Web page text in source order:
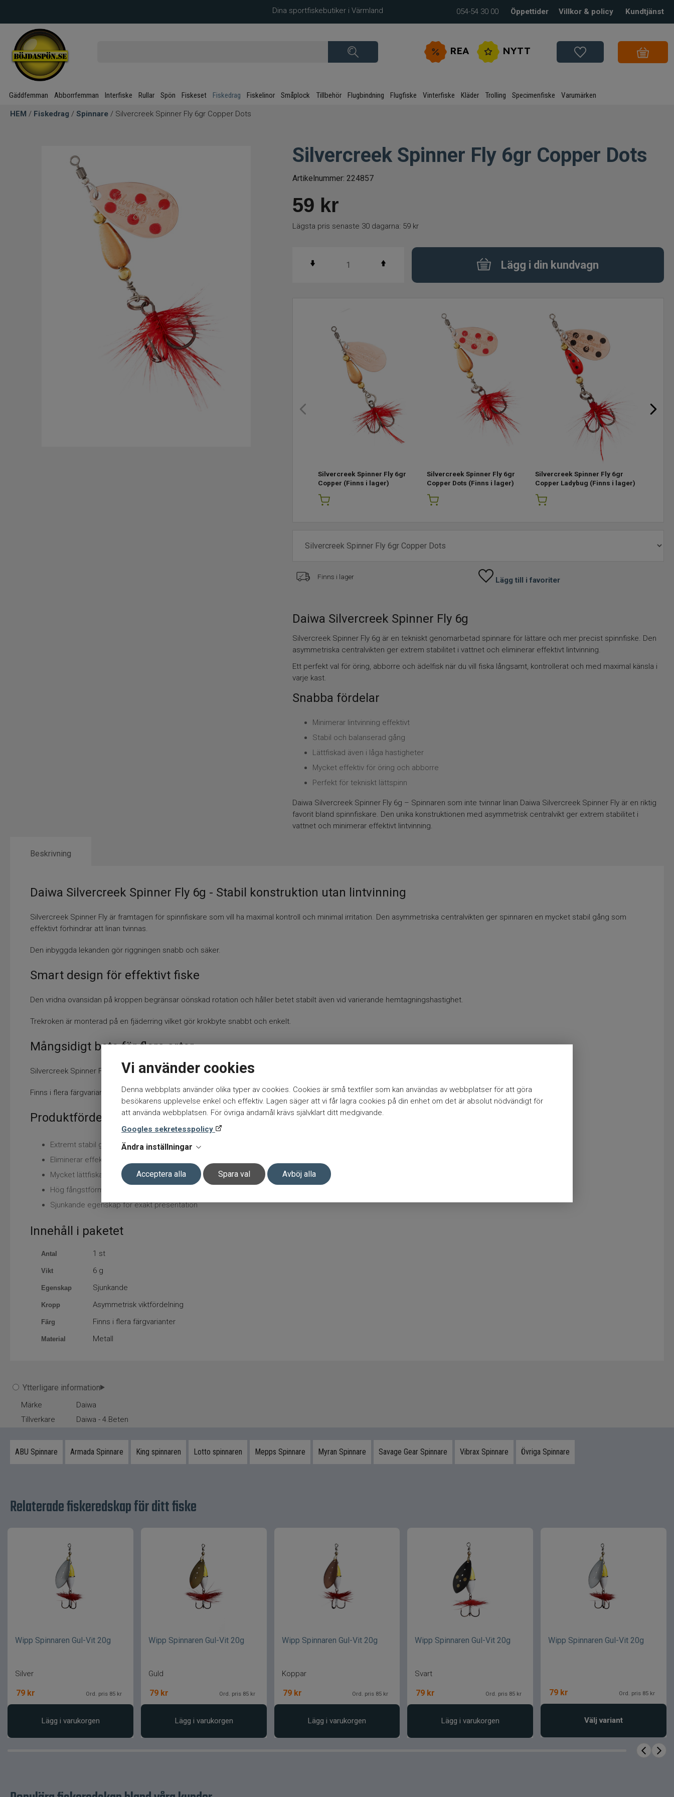
Vi använder cookies
Denna webbplats använder olika typer av cookies. Cookies är små textfiler som kan användas av webbplatser för att göra
besökarens upplevelse enkel och effektiv. Lagen säger att vi får lagra cookies på din enhet om det är absolut nödvändigt för
att använda webbplatsen. För övriga ändamål krävs självklart ditt medgivande.
Googles sekretesspolicy
Ändra inställningar
Acceptera alla Spara val Avböj alla
Dina sportfiskebutiker i Värmland 054-54 30 00 Öppettider Villkor & policy Kundtjänst
REA NYTT
Gäddfemman Abborrfemman Interfiske Rullar Spön Fiskeset Fiskedrag Fiskelinor Småplock Tillbehör Flugbindning Flugfiske Vinterfiske Kläder Trolling Specimenfiske Varumärken
HEM / Fiskedrag / Spinnare / Silvercreek Spinner Fly 6gr Copper Dots
Silvercreek Spinner Fly 6gr Copper Dots
Artikelnummer: 224857
59 kr
Lägsta pris senaste 30 dagarna: 59 kr
Lägg i din kundvagn
Silvercreek Spinner Fly 6gr
Copper (Finns i lager)
Silvercreek Spinner Fly 6gr
Copper Dots (Finns i lager)
Silvercreek Spinner Fly 6gr
Copper Ladybug (Finns i lager)
Finns i lager Lägg till i favoriter
Daiwa Silvercreek Spinner Fly 6g
Silvercreek Spinner Fly 6g är en tekniskt genomarbetad spinnare för lättare och mer precist spinnfiske. Den
asymmetriska centralvikten ger extrem stabilitet i vattnet och eliminerar effektivt lintvinning.
Ett perfekt val för öring, abborre och ädelfisk när du vill fiska långsamt, kontrollerat och med maximal känsla i
varje kast.
Snabba fördelar
Minimerar lintvinning effektivt
Stabil och balanserad gång
Lättfiskad även i låga hastigheter
Mycket effektiv för öring och abborre
Perfekt för tekniskt lättspinn
Daiwa Silvercreek Spinner Fly 6g – Spinnaren som inte tvinnar linan Daiwa Silvercreek Spinner Fly är en riktig
favorit bland spinnfiskare. Den unika konstruktionen med asymmetrisk centralvikt ger extrem stabilitet i
vattnet och minimerar effektivt lintvinning.
Beskrivning
Daiwa Silvercreek Spinner Fly 6g - Stabil konstruktion utan lintvinning
Silvercreek Spinner Fly är framtagen för spinnfiskare som vill ha maximal kontroll och minimal irritation. Den asymmetriska centralvikten ger spinnaren en mycket stabil gång som
effektivt förhindrar att linan tvinnas.
Den inbyggda lekanden gör riggningen snabb och säker.
Smart design för effektivt fiske
Den vridna ovansidan på kroppen begränsar oönskad rotation och håller betet stabilt även vid varierande hemtagningshastighet.
Trekroken är monterad på en fjäderring vilket gör krokbyte snabbt och enkelt.
Mångsidigt bete för flera arter
Silvercreek Spinner Fly är mycket effektiv för abborre, öring, röding och regnbåge.
Finns i flera färgvarianter för att passa olika vatten, ljusförhållanden och bytesfisk.
Produktfördelar
Extremt stabil gång i vattnet
Eliminerar effektivt lintvinning
Mycket lättfiskad
Hög fångstförmåga på flera arter
Sjunkande egenskap för exakt presentation
Innehåll i paketet
Antal 1 st
Vikt 6 g
Egenskap Sjunkande
Kropp Asymmetrisk viktfördelning
Färg Finns i flera färgvarianter
Material Metall
Ytterligare information
Märke
Daiwa
Tillverkare
Daiwa - 4.Beten
ABU Spinnare Armada Spinnare King spinnaren Lotto spinnaren Mepps Spinnare Myran Spinnare Savage Gear Spinnare Vibrax Spinnare Övriga Spinnare
Relaterade fiskeredskap för ditt fiske
Wipp Spinnaren Gul-Vit 20g
Silver
79 kr Ord. pris 85 kr
Lägg i varukorgen
Wipp Spinnaren Gul-Vit 20g
Guld
79 kr Ord. pris 85 kr
Lägg i varukorgen
Wipp Spinnaren Gul-Vit 20g
Koppar
79 kr Ord. pris 85 kr
Lägg i varukorgen
Wipp Spinnaren Gul-Vit 20g
Svart
79 kr Ord. pris 85 kr
Lägg i varukorgen
Wipp Spinnaren Gul-Vit 20g
79 kr Ord. pris 85 kr
Välj variant